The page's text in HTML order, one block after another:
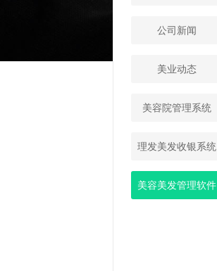
公司新闻
美业动态
美容院管理系统
理发美发收银系统
美容美发管理软件